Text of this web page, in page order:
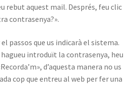
rebut aquest mail. Després, feu clic
contrasenya?».
passos que us indicarà el sistema.
hagueu introduït la contrasenya, heu
d’aquesta manera no us
cop que entreu al web per fer una